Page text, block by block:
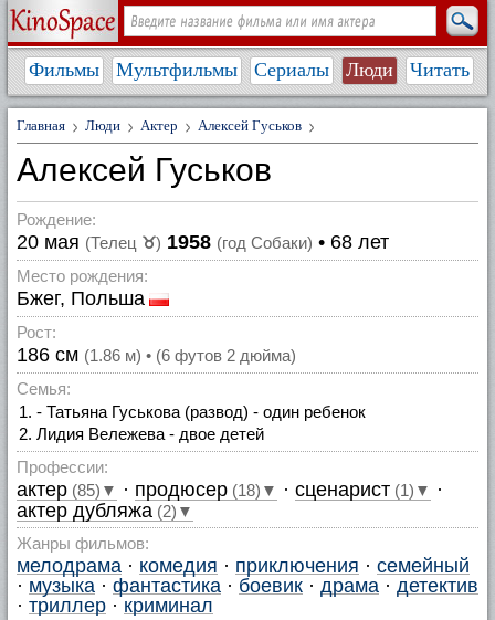
Фильмы Мультфильмы Сериалы Люди Читать
Главная Люди Актер Алексей Гуськов
Алексей Гуськов
Рождение:
20 мая (Телец ♉) 1958 (год Собаки) • 68 лет
Место рождения:
Бжег, Польша
Рост:
186 см (1.86 м) • (6 футов 2 дюйма)
Семья:
- Татьяна Гуськова (развод) - один ребенок
Лидия Вележева - двое детей
Профессии:
актер (85)▼ · продюсер (18)▼ · сценарист (1)▼ ·
актер дубляжа (2)▼
Жанры фильмов:
мелодрама · комедия · приключения · семейный
· музыка · фантастика · боевик · драма · детектив
· триллер · криминал